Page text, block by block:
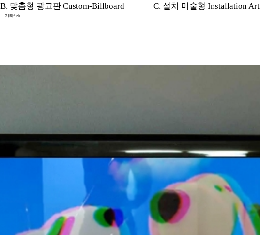
B. 맞춤형 광고판 Custom-Billboard C. 설치 미술형 Installation Art
기타/ etc...